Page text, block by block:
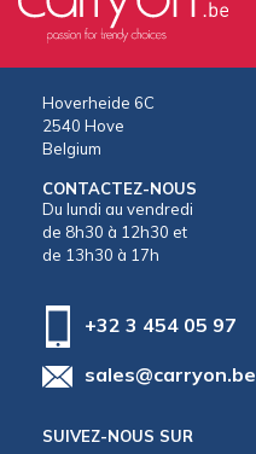
Hoverheide 6C
2540 Hove
Belgium
CONTACTEZ-NOUS
Du lundi au vendredi
de 8h30 à 12h30 et
de 13h30 à 17h
+32 3 454 05 97
sales@carryon.be
SUIVEZ-NOUS SUR